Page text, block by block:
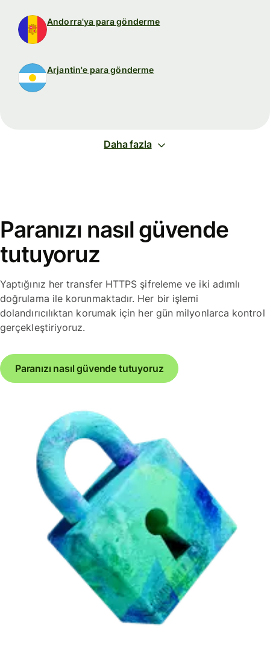
Andorra'ya para gönderme
Arjantin'e para gönderme
Daha fazla
Paranızı nasıl güvende
tutuyoruz
Yaptığınız her transfer HTTPS şifreleme ve iki adımlı
doğrulama ile korunmaktadır. Her bir işlemi
dolandırıcılıktan korumak için her gün milyonlarca kontrol
gerçekleştiriyoruz.
Paranızı nasıl güvende tutuyoruz